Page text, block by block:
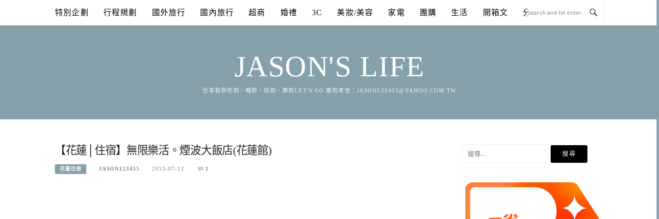
content
特別企劃 行程規劃 國外旅行 國內旅行 超商 婚禮 3C 美妝/美容 家電 團購 生活 開箱文 分享
JASON'S LIFE
分享我所吃到、喝到、玩到、樂到LET'S GO 邀約來信： JASON123455@YAHOO.COM.TW
【花蓮│住宿】無限樂活。煙波大飯店(花蓮館)
花蓮住宿 JASON123455 2013-07-12 1
鍵